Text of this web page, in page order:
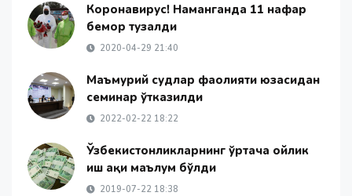
Коронавирус! Наманганда 11 нафар
бемор тузалди
2020-04-29 21:40
Маъмурий судлар фаолияти юзасидан
семинар ўтказилди
2022-02-22 18:22
Ўзбекистонликларнинг ўртача ойлик
иш ҳақи маълум бўлди
2019-07-22 18:38